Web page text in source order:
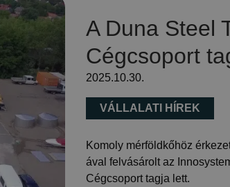
A Duna Steel
Cégcsoport
2025.10.30.
VÁLLALATI HÍREK
Komoly mérföldkőhöz
ával felvásárolt az
Cégcsoport tagja lett.